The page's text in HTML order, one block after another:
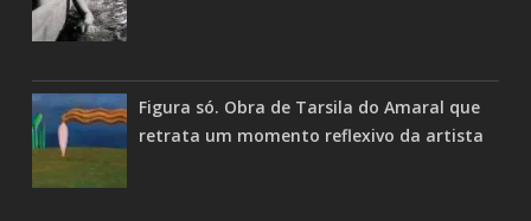
Figura só. Obra de Tarsila do Amaral que
retrata um momento reflexivo da artista